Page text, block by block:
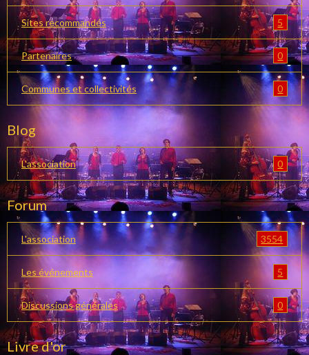
Sites recommandés 5
Partenaires 0
Communes et collectivités 0
Blog
L'association 0
Forum
L'association 3554
Les événements 5
Discussions générales 0
Livre d'or